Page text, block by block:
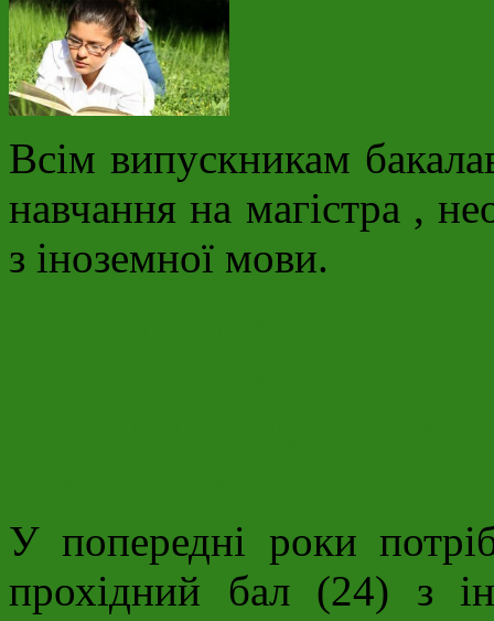
Всім випускникам
навчання на магістра ,
з іноземної мови.
У попередні роки
прохідний бал (24) з